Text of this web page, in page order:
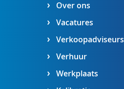
Over ons
Vacatures
Verkoopadviseurs
Verhuur
Werkplaats